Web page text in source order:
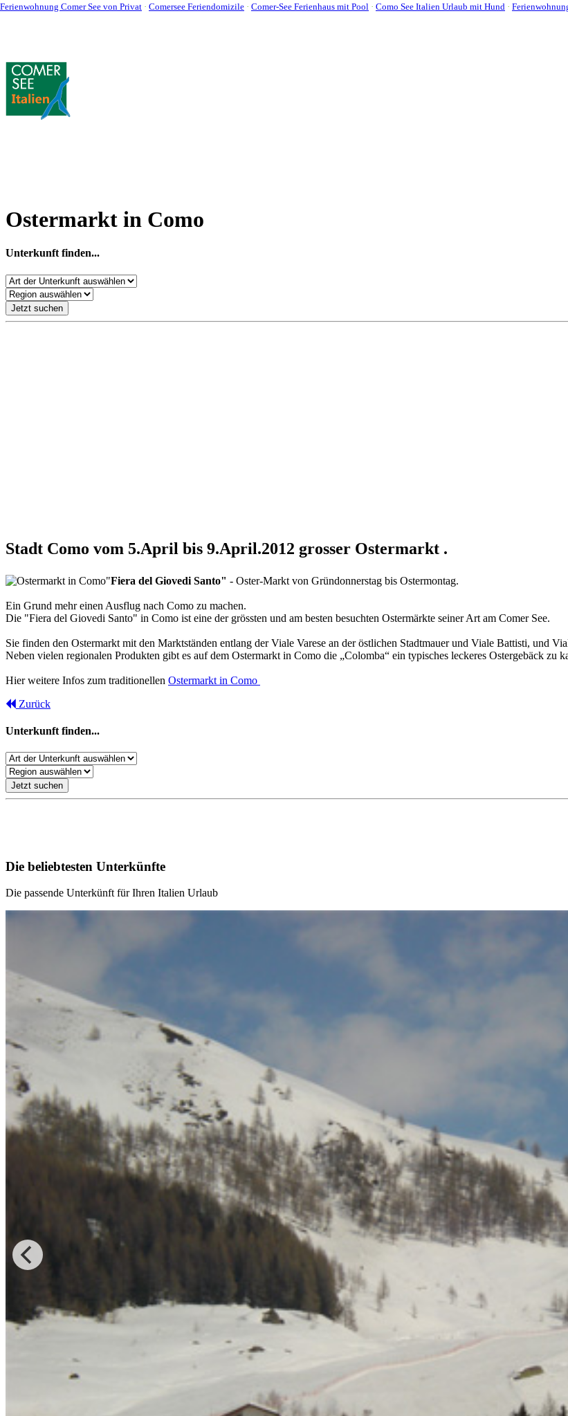
Ferienwohnung Comer See von Privat · Comersee Feriendomizile · Comer-See Ferienhaus mit Pool · Como See Italien Urlaub mit Hund ·
Geben Sie im Suchfeld den gesuchten Suchbegriff ein. Tipp: möglichst kurz, so erhalten Sie die meisten Resultate - direkt von
haben, kontaktieren Sie uns einfach! (siehe: Kontakt).
Ostermarkt in Como
Unterkunft finden...
Jetzt suchen
Stadt Como vom 5.April bis 9.April.2012 grosser Ostermarkt .
"Fiera del Giovedi Santo" - Oster-Markt von Gründonnerstag bis Ostermontag.
Ein Grund mehr einen Ausflug nach Como zu machen.
Die "Fiera del Giovedi Santo" in Como ist eine der grössten und am besten besuchten Ostermärkte seiner Art am Comer See.
Sie finden den Ostermarkt mit den Marktständen entlang der Viale Varese an der östlichen Stadtmauer und Viale Battisti,
Neben vielen regionalen Produkten gibt es auf dem Ostermarkt in Como die „Colomba“ ein typisches leckeres Ostergebäck zu
Hier weitere Infos zum traditionellen Ostermarkt in Como
Zurück
Unterkunft finden...
Jetzt suchen
Die beliebtesten Unterkünfte
Die passende Unterkünft für Ihren Italien Urlaub